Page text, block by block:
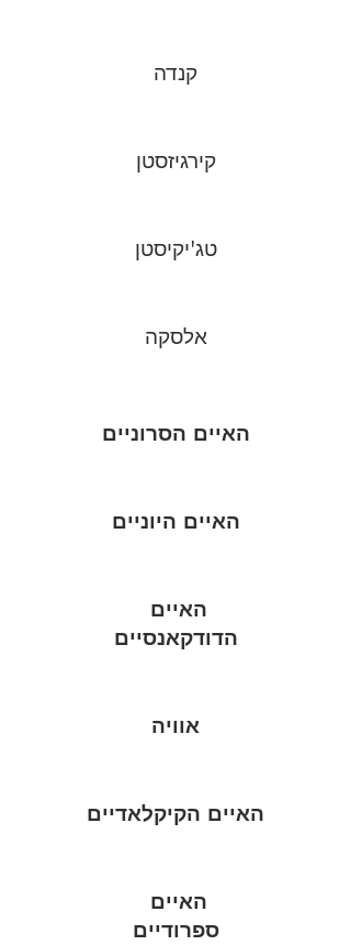
קנדה
קירגיזסטן
טג'יקיסטן
אלסקה
האיים הסרוניים
האיים היוניים
האיים
הדודקאנסיים
אוויה
האיים הקיקלאדיים
האיים
ספרודיים